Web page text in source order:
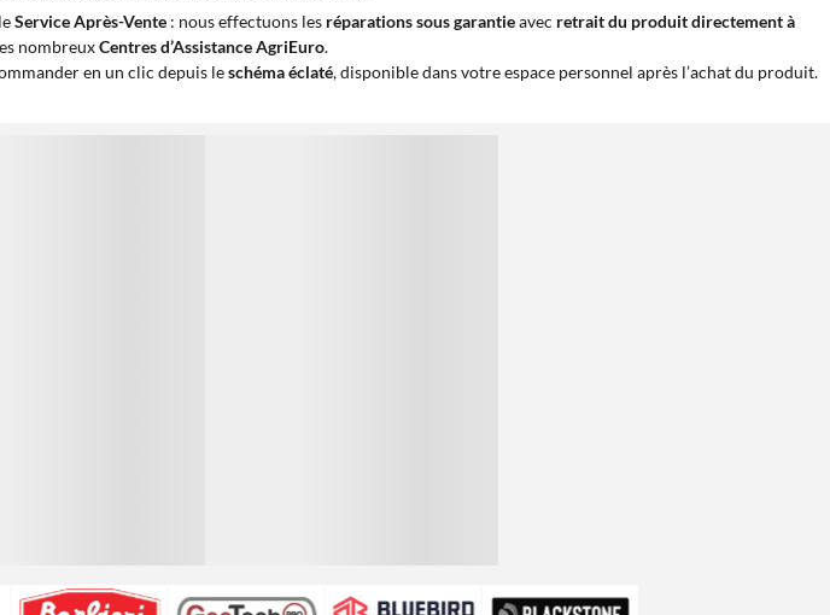
Service Après-Vente : nous effectuons les réparations sous garantieavec retrait du produit directement à
nombreuxCentres d’Assistance AgriEuro.
en un clic depuis leschéma éclaté, disponible dans votre espace personnel après l’achat du produit.